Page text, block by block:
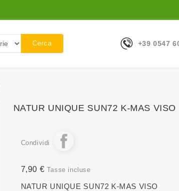
+39 0547
Cerca
NATUR UNIQUE SUN72 K-MAS VISO
Condividi
7,90 € Tasse incluse
NATUR UNIQUE SUN72 K-MAS VISO